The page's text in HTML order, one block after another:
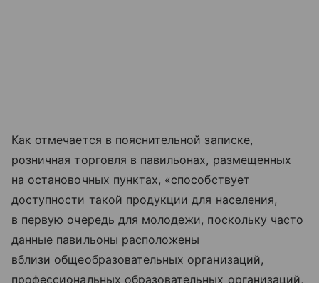
Как отмечается в пояснительной записке,
розничная торговля в павильонах, размещенных
на остановочных пунктах, «способствует
доступности такой продукции для населения,
в первую очередь для молодежи, поскольку часто
данные павильоны расположены
вблизи общеобразовательных организаций,
профессиональных образовательных организаций,